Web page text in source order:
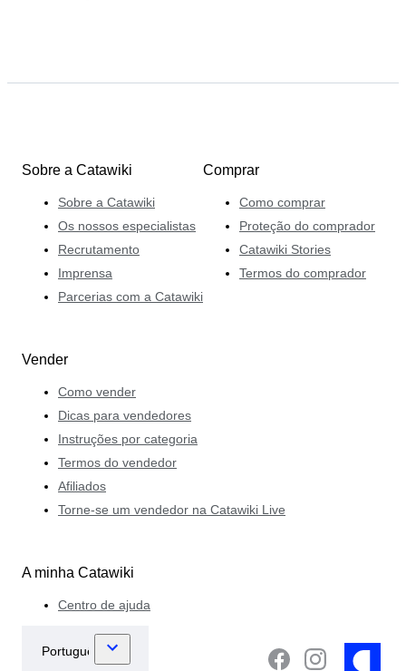
Sobre a Catawiki
Sobre a Catawiki
Os nossos especialistas
Recrutamento
Imprensa
Parcerias com a Catawiki
Comprar
Como comprar
Proteção do comprador
Catawiki Stories
Termos do comprador
Vender
Como vender
Dicas para vendedores
Instruções por categoria
Termos do vendedor
Afiliados
Torne-se um vendedor na Catawiki Live
A minha Catawiki
Centro de ajuda